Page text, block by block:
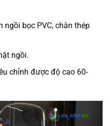
ngồi bọc PVC, chân thép
ngồi.
chỉnh được độ cao 60-